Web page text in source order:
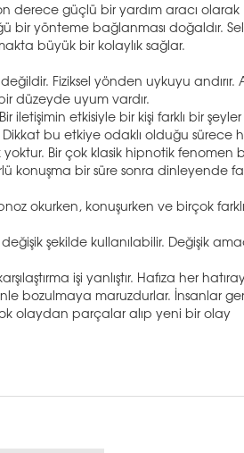
derece güçlü bir yardım aracı olarak
bir yönteme bağlanması doğaldır.
büyük bir kolaylık sağlar.
Fiziksel yönden uykuyu andırır.
düzeyde uyum vardır.
iletişimin etkisiyle bir kişi farklı bir şeyler
bu etkiye odaklı olduğu sürece
Bir çok klasik hipnotik fenomen
konuşma bir süre sonra dinleyende
okurken, konuşurken ve birçok farklı
şekilde kullanılabilir. Değişik
işi yanlıştır. Hafıza her
bozulmaya maruzdurlar. İnsanlar
olaydan parçalar alıp yeni bir olay